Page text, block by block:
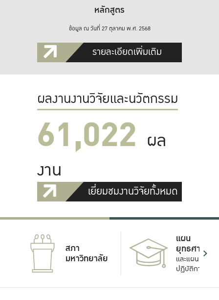
หลักสูตร
ข้อมูล ณ วันที่ 27 ตุลาคม พ.ศ. 2568
รายละเอียดเพิ่มเติม
ผลงานงานวิจัยและนวัตกรรม
61,022 ผล
งาน
เยี่ยมชมงานวิจัยทั้งหมด
สภา
มหาวิทยาลัย
แผน
ยุทธศาสตร์
และแผน
ปฏิบัติการ